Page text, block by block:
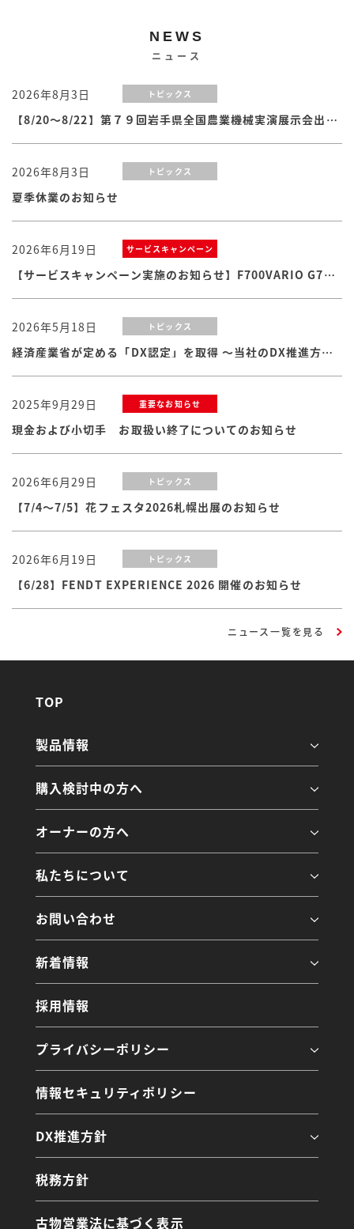
NEWS
ニュース
2026年8月3日 トピックス
【8/20～8/22】第７９回岩手県全国農業機械実演展示会出展のお知らせ
2026年8月3日 トピックス
夏季休業のお知らせ
2026年6月19日 サービスキャンペーン
【サービスキャンペーン実施のお知らせ】F700VARIO G7シリーズ
2026年5月18日 トピックス
経済産業省が定める「DX認定」を取得 ～当社のDX推進方針・体制および取り組みが認められました
2025年9月29日 重要なお知らせ
現金および小切手 お取扱い終了についてのお知らせ
2026年6月29日 トピックス
【7/4～7/5】花フェスタ2026札幌出展のお知らせ
2026年6月19日 トピックス
【6/28】FENDT EXPERIENCE 2026 開催のお知らせ
ニュース一覧を見る
TOP
製品情報
購入検討中の方へ
オーナーの方へ
私たちについて
お問い合わせ
新着情報
採用情報
プライバシーポリシー
情報セキュリティポリシー
DX推進方針
税務方針
古物営業法に基づく表示